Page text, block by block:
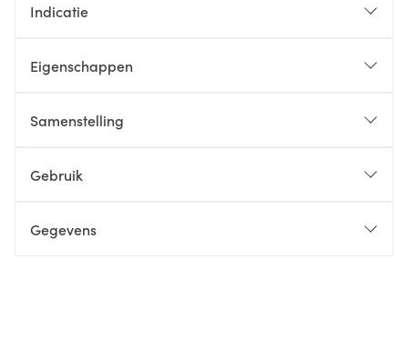
Indicatie
Eigenschappen
Samenstelling
Gebruik
Gegevens